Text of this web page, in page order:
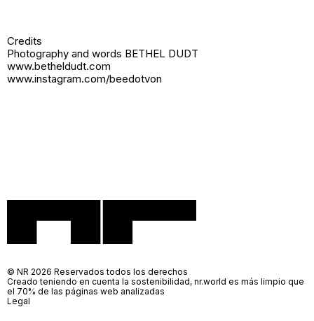
Credits
Photography and words BETHEL DUDT
www.betheldudt.com
www.instagram.com/beedotvon
© NR 2026 Reservados todos los derechos
Creado teniendo en cuenta la sostenibilidad, nr.world es más limpio que
el 70% de las páginas web analizadas
Legal